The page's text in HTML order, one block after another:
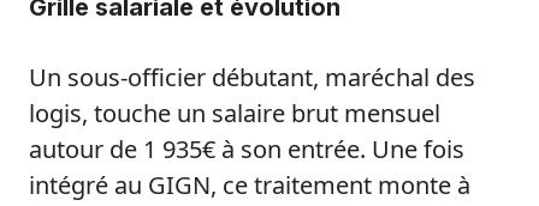
Grille salariale et évolution
Un sous-officier débutant, maréchal des
logis, touche un salaire brut mensuel
autour de 1 935€ à son entrée. Une fois
intégré au GIGN, ce traitement monte à